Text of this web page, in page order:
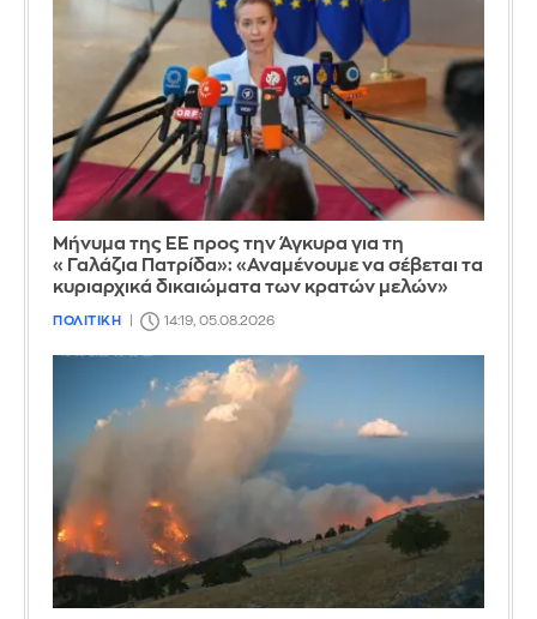
Μήνυμα της ΕΕ προς την Άγκυρα για τη
«Γαλάζια Πατρίδα»: «Αναμένουμε να σέβεται τα
κυριαρχικά δικαιώματα των κρατών μελών»
ΠΟΛΙΤΙΚΗ 14:19, 05.08.2026